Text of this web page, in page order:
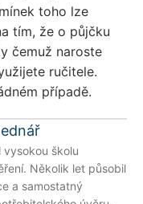
toho lze
tím, že o půjčku
čemuž naroste
ručitele.
případě.
školu
Několik let působil
a samostatný